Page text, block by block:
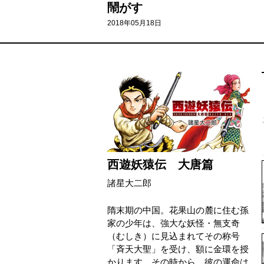
鬧がす
2018年05月18日
西遊妖猿伝 大唐篇
諸星大二郎
隋末期の中国。花果山の麓に住む孫
家の少年は、強大な妖怪・無支奇
（むしき）に見込まれてその称号
「斉天大聖」を受け、額に金環を授
かります。その時から、彼の運命は